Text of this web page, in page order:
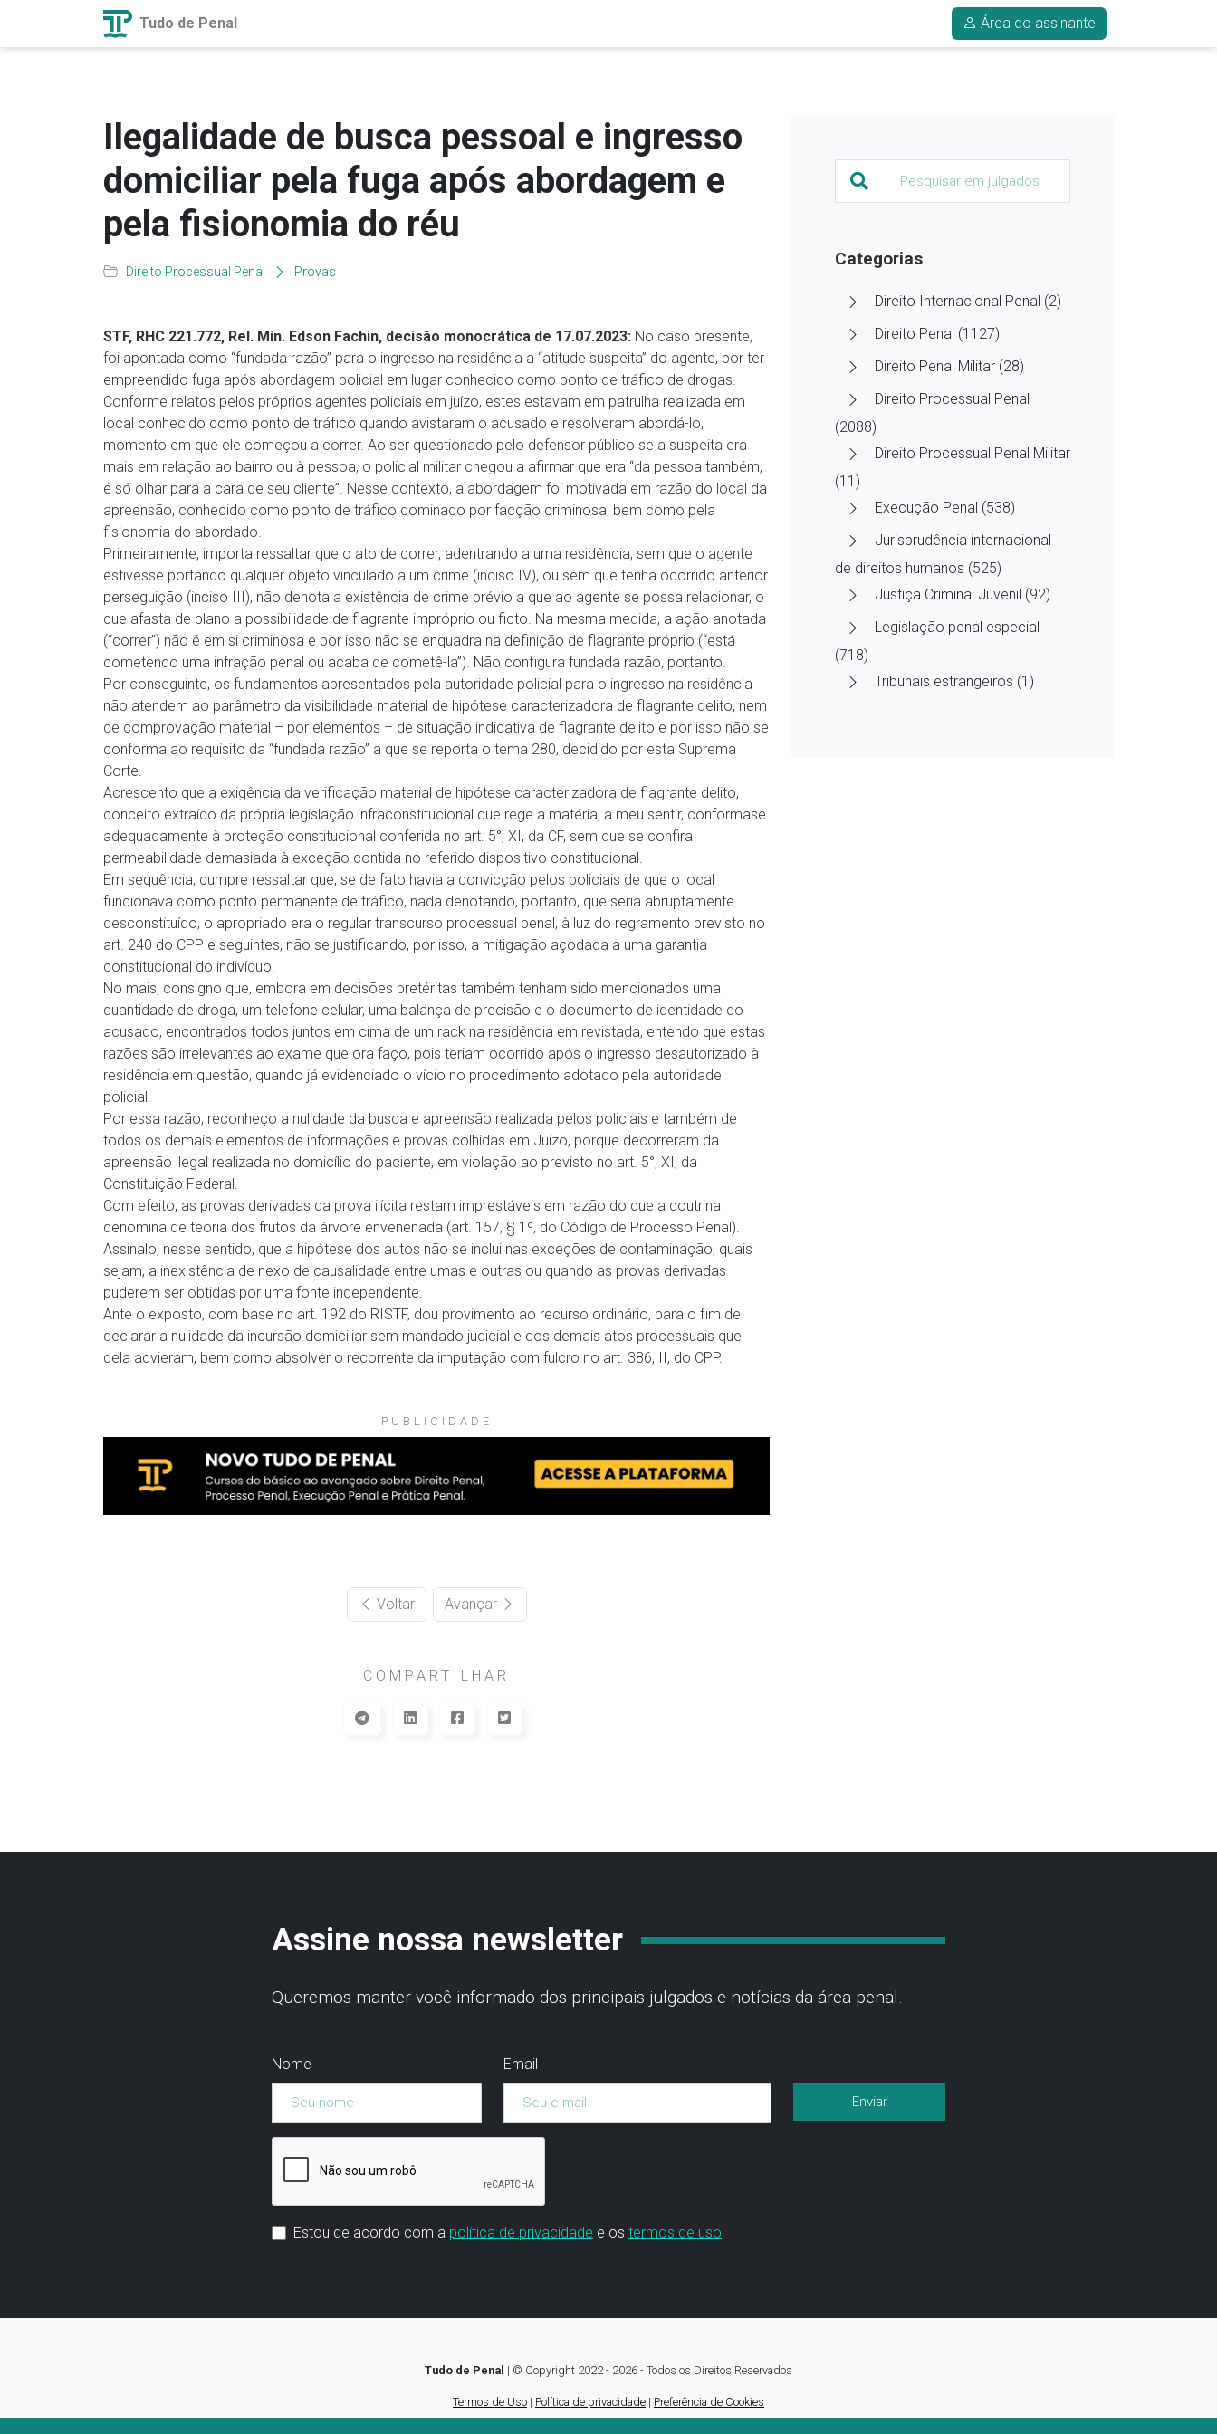
Tudo de Penal Área do assinante
Ilegalidade de busca pessoal e ingresso
domiciliar pela fuga após abordagem e
pela fisionomia do réu
Direito Processual Penal Provas
STF, RHC 221.772, Rel. Min. Edson Fachin, decisão monocrática de 17.07.2023: No caso presente,
foi apontada como “fundada razão” para o ingresso na residência a “atitude suspeita” do agente, por ter
empreendido fuga após abordagem policial em lugar conhecido como ponto de tráfico de drogas.
Conforme relatos pelos próprios agentes policiais em juízo, estes estavam em patrulha realizada em
local conhecido como ponto de tráfico quando avistaram o acusado e resolveram abordá-lo,
momento em que ele começou a correr. Ao ser questionado pelo defensor público se a suspeita era
mais em relação ao bairro ou à pessoa, o policial militar chegou a afirmar que era “da pessoa também,
é só olhar para a cara de seu cliente”. Nesse contexto, a abordagem foi motivada em razão do local da
apreensão, conhecido como ponto de tráfico dominado por facção criminosa, bem como pela
fisionomia do abordado.
Primeiramente, importa ressaltar que o ato de correr, adentrando a uma residência, sem que o agente
estivesse portando qualquer objeto vinculado a um crime (inciso IV), ou sem que tenha ocorrido anterior
perseguição (inciso III), não denota a existência de crime prévio a que ao agente se possa relacionar, o
que afasta de plano a possibilidade de flagrante impróprio ou ficto. Na mesma medida, a ação anotada
(“correr”) não é em si criminosa e por isso não se enquadra na definição de flagrante próprio (“está
cometendo uma infração penal ou acaba de cometê-la”). Não configura fundada razão, portanto.
Por conseguinte, os fundamentos apresentados pela autoridade policial para o ingresso na residência
não atendem ao parâmetro da visibilidade material de hipótese caracterizadora de flagrante delito, nem
de comprovação material – por elementos – de situação indicativa de flagrante delito e por isso não se
conforma ao requisito da “fundada razão” a que se reporta o tema 280, decidido por esta Suprema
Corte.
Acrescento que a exigência da verificação material de hipótese caracterizadora de flagrante delito,
conceito extraído da própria legislação infraconstitucional que rege a matéria, a meu sentir, conformase
adequadamente à proteção constitucional conferida no art. 5°, XI, da CF, sem que se confira
permeabilidade demasiada à exceção contida no referido dispositivo constitucional.
Em sequência, cumpre ressaltar que, se de fato havia a convicção pelos policiais de que o local
funcionava como ponto permanente de tráfico, nada denotando, portanto, que seria abruptamente
desconstituído, o apropriado era o regular transcurso processual penal, à luz do regramento previsto no
art. 240 do CPP e seguintes, não se justificando, por isso, a mitigação açodada a uma garantia
constitucional do indivíduo.
No mais, consigno que, embora em decisões pretéritas também tenham sido mencionados uma
quantidade de droga, um telefone celular, uma balança de precisão e o documento de identidade do
acusado, encontrados todos juntos em cima de um rack na residência em revistada, entendo que estas
razões são irrelevantes ao exame que ora faço, pois teriam ocorrido após o ingresso desautorizado à
residência em questão, quando já evidenciado o vício no procedimento adotado pela autoridade
policial.
Por essa razão, reconheço a nulidade da busca e apreensão realizada pelos policiais e também de
todos os demais elementos de informações e provas colhidas em Juízo, porque decorreram da
apreensão ilegal realizada no domicílio do paciente, em violação ao previsto no art. 5°, XI, da
Constituição Federal.
Com efeito, as provas derivadas da prova ilícita restam imprestáveis em razão do que a doutrina
denomina de teoria dos frutos da árvore envenenada (art. 157, § 1º, do Código de Processo Penal).
Assinalo, nesse sentido, que a hipótese dos autos não se inclui nas exceções de contaminação, quais
sejam, a inexistência de nexo de causalidade entre umas e outras ou quando as provas derivadas
puderem ser obtidas por uma fonte independente.
Ante o exposto, com base no art. 192 do RISTF, dou provimento ao recurso ordinário, para o fim de
declarar a nulidade da incursão domiciliar sem mandado judicial e dos demais atos processuais que
dela advieram, bem como absolver o recorrente da imputação com fulcro no art. 386, II, do CPP.
PUBLICIDADE
Voltar Avançar
COMPARTILHAR
Categorias
Direito Internacional Penal (2)
Direito Penal (1127)
Direito Penal Militar (28)
Direito Processual Penal
(2088)
Direito Processual Penal Militar
(11)
Execução Penal (538)
Jurisprudência internacional
de direitos humanos (525)
Justiça Criminal Juvenil (92)
Legislação penal especial
(718)
Tribunais estrangeiros (1)
Assine nossa newsletter
Queremos manter você informado dos principais julgados e notícias da área penal.
Nome Email
Estou de acordo com a política de privacidade e os termos de uso
Tudo de Penal | © Copyright 2022 - 2026 - Todos os Direitos Reservados
Termos de Uso | Política de privacidade | Preferência de Cookies